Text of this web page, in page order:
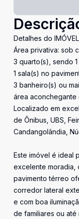
Detalhes do
Área privativa: sob
3 quarto(s), sendo
1 sala(s) no
3 banheiro(s) ou
área aconchegante
Localizado em
de Ônibus, UBS,
Candangolândia,
Este imóvel é ideal
excelente moradia,
pavimento térreo
corredor lateral
e com boa
de familiares ou